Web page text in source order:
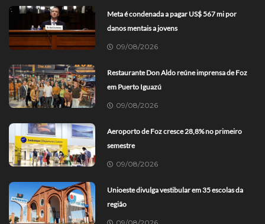
Meta é condenada a pagar US$ 567 mi por
danos mentais a jovens
09/08/2026
Restaurante Don Aldo reúne imprensa de Foz
em Puerto Iguazú
09/08/2026
Aeroporto de Foz cresce 28,8% no primeiro
semestre
09/08/2026
Unioeste divulga vestibular em 35 escolas da
região